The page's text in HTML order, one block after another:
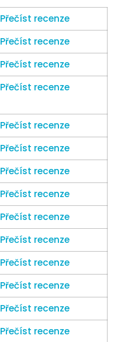
Přečíst recenze
Přečíst recenze
Přečíst recenze
Přečíst recenze
Přečíst recenze
Přečíst recenze
Přečíst recenze
Přečíst recenze
Přečíst recenze
Přečíst recenze
Přečíst recenze
Přečíst recenze
Přečíst recenze
Přečíst recenze